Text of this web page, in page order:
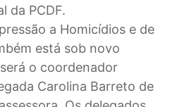
da PCDF.
a Homicídios e de
está sob novo
o coordenador
Carolina Barreto de